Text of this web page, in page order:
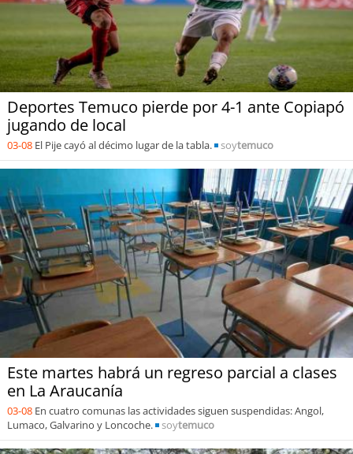
Deportes Temuco pierde por 4-1 ante Copiapó
jugando de local
03-08 El Pije cayó al décimo lugar de la tabla. soytemuco
Este martes habrá un regreso parcial a clases
en La Araucanía
03-08 En cuatro comunas las actividades siguen suspendidas: Angol,
Lumaco, Galvarino y Loncoche.
soytemuco